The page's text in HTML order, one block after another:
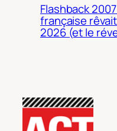
Flashback
française
2026 (et le